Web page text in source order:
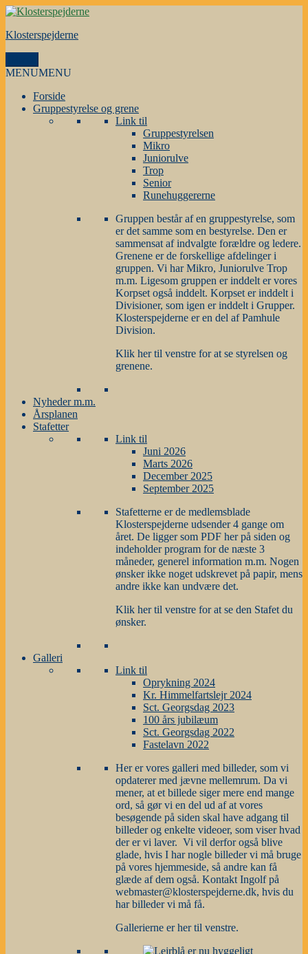
Videre
indhold
Klosterspejderne
MENUMENU
Forside
Gruppestyrelse og grene
Link til
Gruppestyrelsen
Mikro
Juniorulve
Trop
Senior
Runehuggererne
Gruppen består af en gruppestyrelse, som
er det samme som en bestyrelse. Den er
sammensat af indvalgte forældre og ledere.
Grenene er de forskellige afdelinger i
gruppen. Vi har Mikro, Juniorulve Trop
m.m. Ligesom gruppen er inddelt er vores
Korpset også inddelt. Korpset er inddelt i
Divisioner, som igen er inddelt i Grupper.
Klosterspejderne er en del af Pamhule
Division.
Klik her til venstre for at se styrelsen og
grenene.
Nyheder m.m.
Årsplanen
Stafetter
Link til
Juni 2026
Marts 2026
December 2025
September 2025
Stafetterne er de medlemsblade
Klosterspejderne udsender 4 gange om
året. De ligger som PDF her på siden og
indeholder program for de næste 3
måneder, generel information m.m. Nogen
ønsker ikke noget udskrevet på papir, mens
andre ikke kan undvære det.
Klik her til venstre for at se den Stafet du
ønsker.
Galleri
Link til
Oprykning 2024
Kr. Himmelfartslejr 2024
Sct. Georgsdag 2023
100 års jubilæum
Sct. Georgsdag 2022
Fastelavn 2022
Her er vores galleri med billeder, som vi
opdaterer med jævne mellemrum. Da vi
mener, at et billede siger mere end mange
ord, så gør vi en del ud af at vores
besøgende på siden skal have adgang til
billeder og enkelte videoer, som viser hvad
der er vi laver. Vi vil derfor også blive
glade, hvis I har nogle billeder vi må bruge
på vores hjemmeside, så andre kan få
glæde af dem også. Kontakt Ingolf på
webmaster@klosterspejderne.dk, hvis du
har billeder vi må få.
Gallerierne er her til venstre.